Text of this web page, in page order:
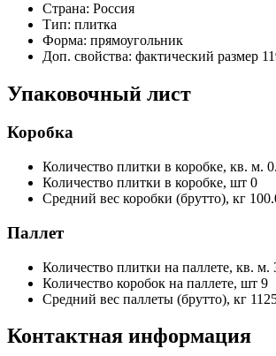
Страна: Россия
Тип: плитка
Форма: прямоугольник
Доп. свойства: фактический размер
Упаковочный лист
Коробка
Количество плитки в коробке, кв. м.
Количество плитки в коробке, шт 0
Средний вес коробки (брутто), кг
Паллет
Количество плитки на паллете, кв. м.
Количество коробок на паллете, шт 9
Средний вес паллеты (брутто), кг
Контактная информация